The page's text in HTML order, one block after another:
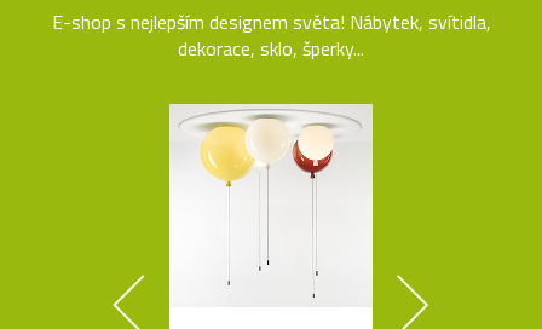
E-shop s nejlepším designem světa! Nábytek, svítidla,
dekorace, sklo, šperky...